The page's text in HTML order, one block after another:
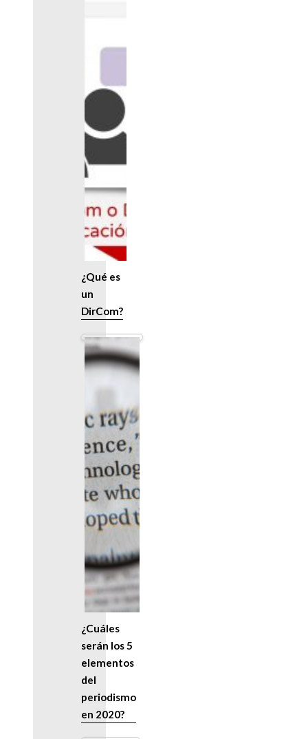
¿Qué es
un
DirCom?
¿Cuáles
serán los 5
elementos
del
periodismo
en 2020?